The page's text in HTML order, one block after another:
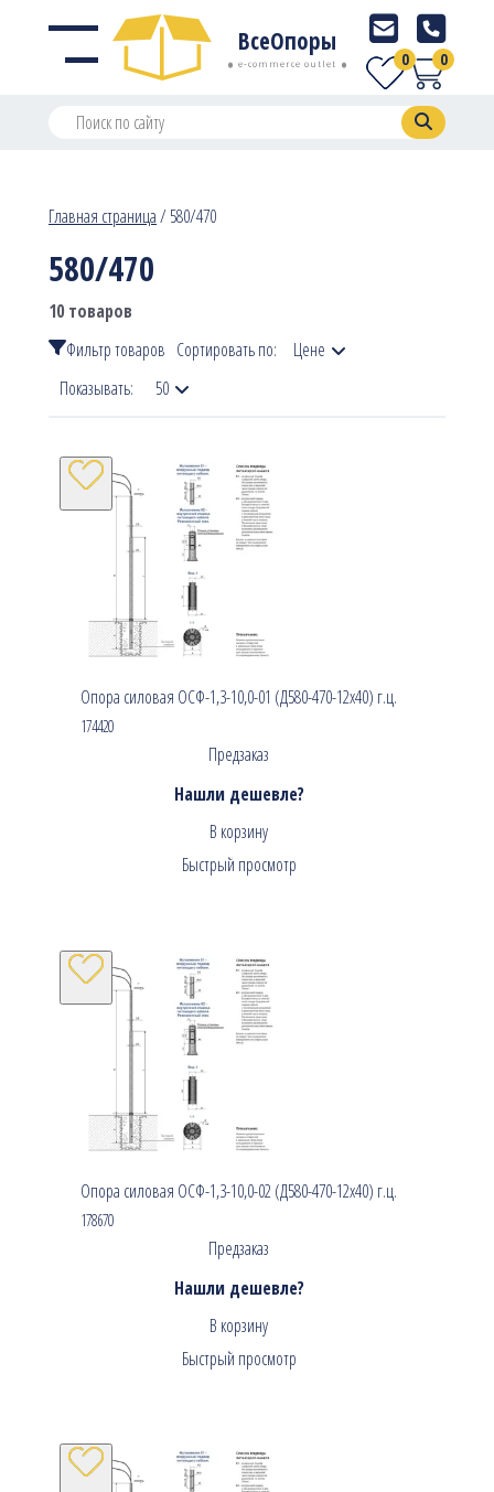
ВсеОпоры
e-commerce outlet 0
0
Главная страница/580/470
580/470
10 товаров
Фильтр товаров Сортировать по:
Цене
Показывать:
50
Опора силовая ОСФ-1,3-10,0-01 (Д580-470-12х40) г.ц.
174420
Предзаказ
Нашли дешевле?
В корзину
Быстрый просмотр
Опора силовая ОСФ-1,3-10,0-02 (Д580-470-12х40) г.ц.
178670
Предзаказ
Нашли дешевле?
В корзину
Быстрый просмотр